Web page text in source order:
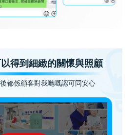
得到細緻的關懷與照顧
都係顧客對我哋嘅認可同安心